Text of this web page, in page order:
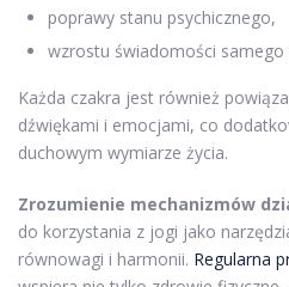
poprawy stanu psychicznego,
wzrostu świadomości samego
Każda czakra jest również
dźwiękami i emocjami, co
duchowym wymiarze życia.
Zrozumienie mechanizmów
do korzystania z jogi jako
równowagi i harmonii. Regularna